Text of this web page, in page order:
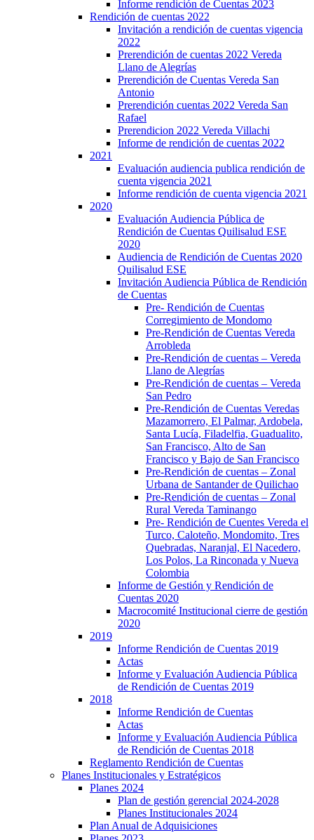
Informe rendición de Cuentas 2023
Rendición de cuentas 2022
Invitación a rendición de cuentas vigencia
2022
Prerendición de cuentas 2022 Vereda
Llano de Alegrías
Prerendición de Cuentas Vereda San
Antonio
Prerendición cuentas 2022 Vereda San
Rafael
Prerendicion 2022 Vereda Villachi
Informe de rendición de cuentas 2022
2021
Evaluación audiencia publica rendición de
cuenta vigencia 2021
Informe rendición de cuenta vigencia 2021
2020
Evaluación Audiencia Pública de
Rendición de Cuentas Quilisalud ESE
2020
Audiencia de Rendición de Cuentas 2020
Quilisalud ESE
Invitación Audiencia Pública de Rendición
de Cuentas
Pre- Rendición de Cuentas
Corregimiento de Mondomo
Pre-Rendición de Cuentas Vereda
Arrobleda
Pre-Rendición de cuentas – Vereda
Llano de Alegrías
Pre-Rendición de cuentas – Vereda
San Pedro
Pre-Rendición de Cuentas Veredas
Mazamorrero, El Palmar, Ardobela,
Santa Lucía, Filadelfia, Guadualito,
San Francisco, Alto de San
Francisco y Bajo de San Francisco
Pre-Rendición de cuentas – Zonal
Urbana de Santander de Quilichao
Pre-Rendición de cuentas – Zonal
Rural Vereda Taminango
Pre- Rendición de Cuentes Vereda el
Turco, Caloteño, Mondomito, Tres
Quebradas, Naranjal, El Nacedero,
Los Polos, La Rinconada y Nueva
Colombia
Informe de Gestión y Rendición de
Cuentas 2020
Macrocomité Institucional cierre de gestión
2020
2019
Informe Rendición de Cuentas 2019
Actas
Informe y Evaluación Audiencia Pública
de Rendición de Cuentas 2019
2018
Informe Rendición de Cuentas
Actas
Informe y Evaluación Audiencia Pública
de Rendición de Cuentas 2018
Reglamento Rendición de Cuentas
Planes Institucionales y Estratégicos
Planes 2024
Plan de gestión gerencial 2024-2028
Planes Institucionales 2024
Plan Anual de Adquisiciones